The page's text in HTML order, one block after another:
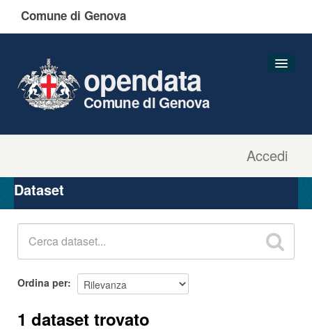
Comune di Genova
Accedi
opendata
Comune di Genova
Organizzazioni
Gruppi
Dataset
Ordina per
1 dataset trovato